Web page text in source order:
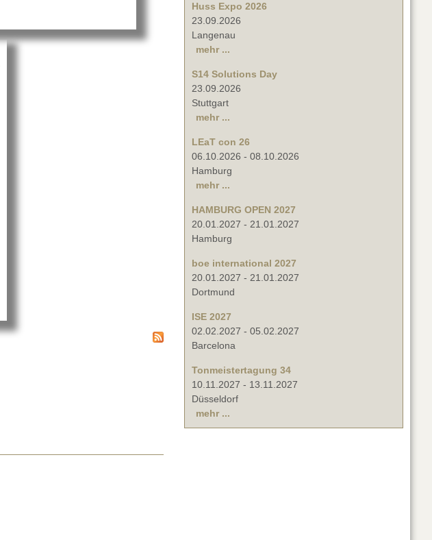
Huss Expo 2026
23.09.2026
Langenau
mehr ...
S14 Solutions Day
23.09.2026
Stuttgart
mehr ...
LEaT con 26
06.10.2026 - 08.10.2026
Hamburg
mehr ...
HAMBURG OPEN 2027
20.01.2027 - 21.01.2027
Hamburg
boe international 2027
20.01.2027 - 21.01.2027
Dortmund
ISE 2027
02.02.2027 - 05.02.2027
Barcelona
Tonmeistertagung 34
10.11.2027 - 13.11.2027
Düsseldorf
mehr ...